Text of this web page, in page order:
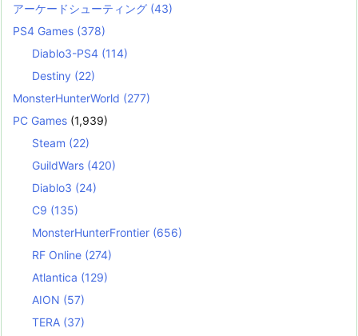
アーケードシューティング (43)
PS4 Games (378)
Diablo3-PS4 (114)
Destiny (22)
MonsterHunterWorld (277)
PC Games (1,939)
Steam (22)
GuildWars (420)
Diablo3 (24)
C9 (135)
MonsterHunterFrontier (656)
RF Online (274)
Atlantica (129)
AION (57)
TERA (37)